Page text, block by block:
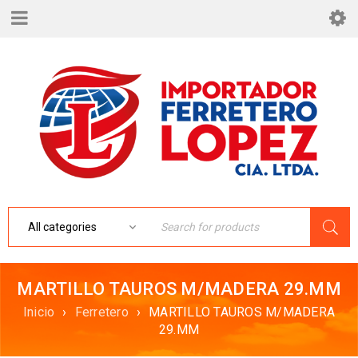
MARTILLO TAUROS M/MADERA 29.MM
Inicio › Ferretero ›
MARTILLO TAUROS M/MADERA
29.MM